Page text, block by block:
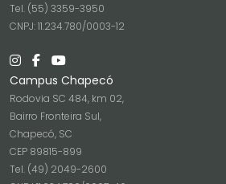
Tel. (55) 3359-3950
CNPJ: 11.234.780/0003-12
Campus Chapecó
Rodovia SC 484, km 02,
Bairro Fronteira Sul,
Chapecó, SC
CEP 89815-899
Tel. (49) 2049-2600